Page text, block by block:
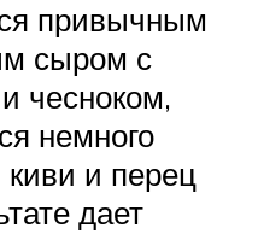
привычным
сыром с
чесноком,
немного
киви и перец
дает